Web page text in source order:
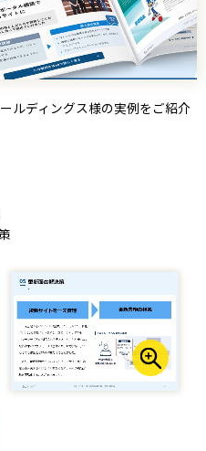
ルディングス様の実例をご紹介